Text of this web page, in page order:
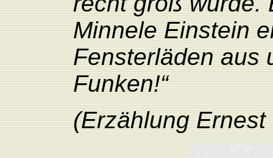
Minnele Einstein
Fensterläden aus
Funken!“
(Erzählung